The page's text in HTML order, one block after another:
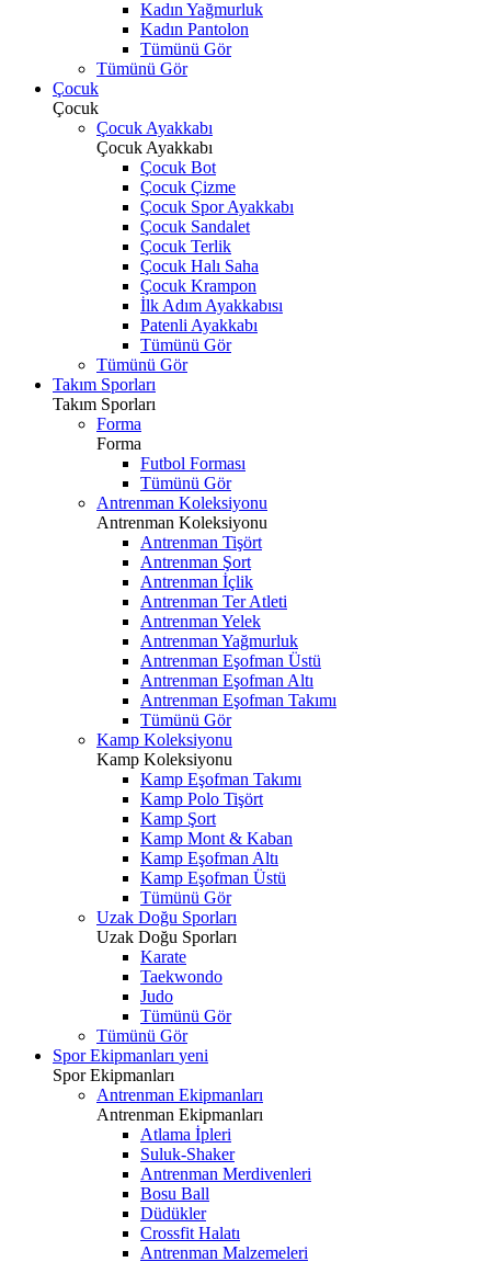
Kadın Yağmurluk
Kadın Pantolon
Tümünü Gör
Tümünü Gör
Çocuk
Çocuk
Çocuk Ayakkabı
Çocuk Ayakkabı
Çocuk Bot
Çocuk Çizme
Çocuk Spor Ayakkabı
Çocuk Sandalet
Çocuk Terlik
Çocuk Halı Saha
Çocuk Krampon
İlk Adım Ayakkabısı
Patenli Ayakkabı
Tümünü Gör
Tümünü Gör
Takım Sporları
Takım Sporları
Forma
Forma
Futbol Forması
Tümünü Gör
Antrenman Koleksiyonu
Antrenman Koleksiyonu
Antrenman Tişört
Antrenman Şort
Antrenman İçlik
Antrenman Ter Atleti
Antrenman Yelek
Antrenman Yağmurluk
Antrenman Eşofman Üstü
Antrenman Eşofman Altı
Antrenman Eşofman Takımı
Tümünü Gör
Kamp Koleksiyonu
Kamp Koleksiyonu
Kamp Eşofman Takımı
Kamp Polo Tişört
Kamp Şort
Kamp Mont & Kaban
Kamp Eşofman Altı
Kamp Eşofman Üstü
Tümünü Gör
Uzak Doğu Sporları
Uzak Doğu Sporları
Karate
Taekwondo
Judo
Tümünü Gör
Tümünü Gör
Spor Ekipmanları yeni
Spor Ekipmanları
Antrenman Ekipmanları
Antrenman Ekipmanları
Atlama İpleri
Suluk-Shaker
Antrenman Merdivenleri
Bosu Ball
Düdükler
Crossfit Halatı
Antrenman Malzemeleri